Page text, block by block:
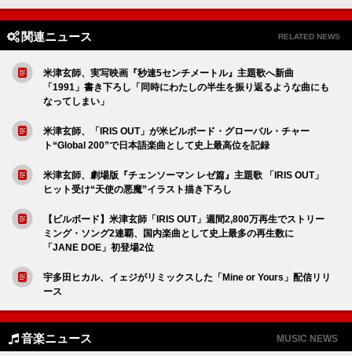
関連ニュース RELATED NEWS
米津玄師、実写映画『秒速5センチメートル』主題歌へ新曲
「1991」書き下ろし「同時にわたしの半生を振り返るような曲にも
なってしまい」
米津玄師、「IRIS OUT」が米ビルボード・グローバル・チャー
ト“Global 200”で日本語楽曲として史上最高位を記録
米津玄師、劇場版『チェンソーマン レゼ篇』主題歌 「IRIS OUT」
ヒット受け“天使の悪魔”イラスト描き下ろし
【ビルボード】米津玄師「IRIS OUT」週間2,800万再生でストリー
ミング・ソング2連覇、国内楽曲として史上最多の再生数に
「JANE DOE」初登場2位
宇多田ヒカル、イェジがリミックスした「Mine or Yours」配信リリ
ース
音楽ニュース MUSIC NEWS